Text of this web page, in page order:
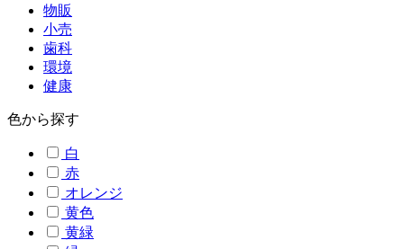
物販
小売
歯科
環境
健康
色から探す
白
赤
オレンジ
黄色
黄緑